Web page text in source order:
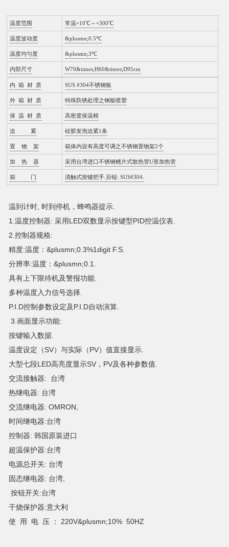
温度范围 常温+10℃～+300℃
温度波动度 &plusmn;0.5℃
温度均匀度 &plusmn;3℃
内部尺寸 W70&times;H60&times;D95cm
内 箱 材 质 SUS #304不锈钢板
外 箱 材 质 特殊防锈处理之钢板喷塑
保 温 材 质 高密度保温棉
迫 紧 硅胶发泡迫紧1条
置 物 架 箱体内设有高度可调之不锈钢置物架2个
加 热 器 采用台湾进口不锈钢鳍片式散热管U形加热管
箱 门 清触式按键把手. 后钮: SUS#304.
温到计时, 时到停机，蜂鸣器提示.
1.温度控制器: 采用LED双数显示按键型PID控温仪表.
2.控制器规格:
精度:温度：&plusmn;0.3%1digit F.S.
分辨率:温度：&plusmn;0.1.
具有上下限待机及警报功能.
多种温度入力信号选择.
P.I.D控制参数设定及P.I.D自动演算.
3.画面显示功能:
按键输入数据.
温度设定（SV）与实际（PV）值直接显示.
大型七段LED高亮度显示SV，PV及各种参数值.
交流接触器: 台湾
热继电器: 台湾
交流继电器: OMRON,
时间继电器:台湾
控制器: 韩国原装进口
超温保护器:台湾
电源总开关: 台湾
固态继电器: 台湾,
按钮开关:台湾
干烧保护器:意大利
使 用 电 压 ： 220V&plusmn;10% 50HZ